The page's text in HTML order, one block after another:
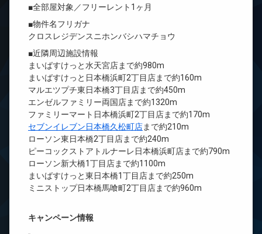
■全部屋対象／フリーレント1ヶ月
■物件名フリガナ
クロスレジデンスニホンバシハマチョウ
■近隣周辺施設情報
まいばすけっと水天宮店まで約980m
まいばすけっと日本橋浜町2丁目店まで約160m
マルエツプチ東日本橋3丁目店まで約450m
エンゼルファミリー両国店まで約1320m
ファミリーマート日本橋浜町2丁目店まで約170m
セブンイレブン日本橋久松町店まで約210m
ローソン東日本橋2丁目店まで約240m
ピーコックストアトルナーレ日本橋浜町店まで約790m
ローソン新大橋1丁目店まで約1100m
まいばすけっと東日本橋1丁目店まで約250m
ミニストップ日本橋馬喰町2丁目店まで約960m
キャンペーン情報